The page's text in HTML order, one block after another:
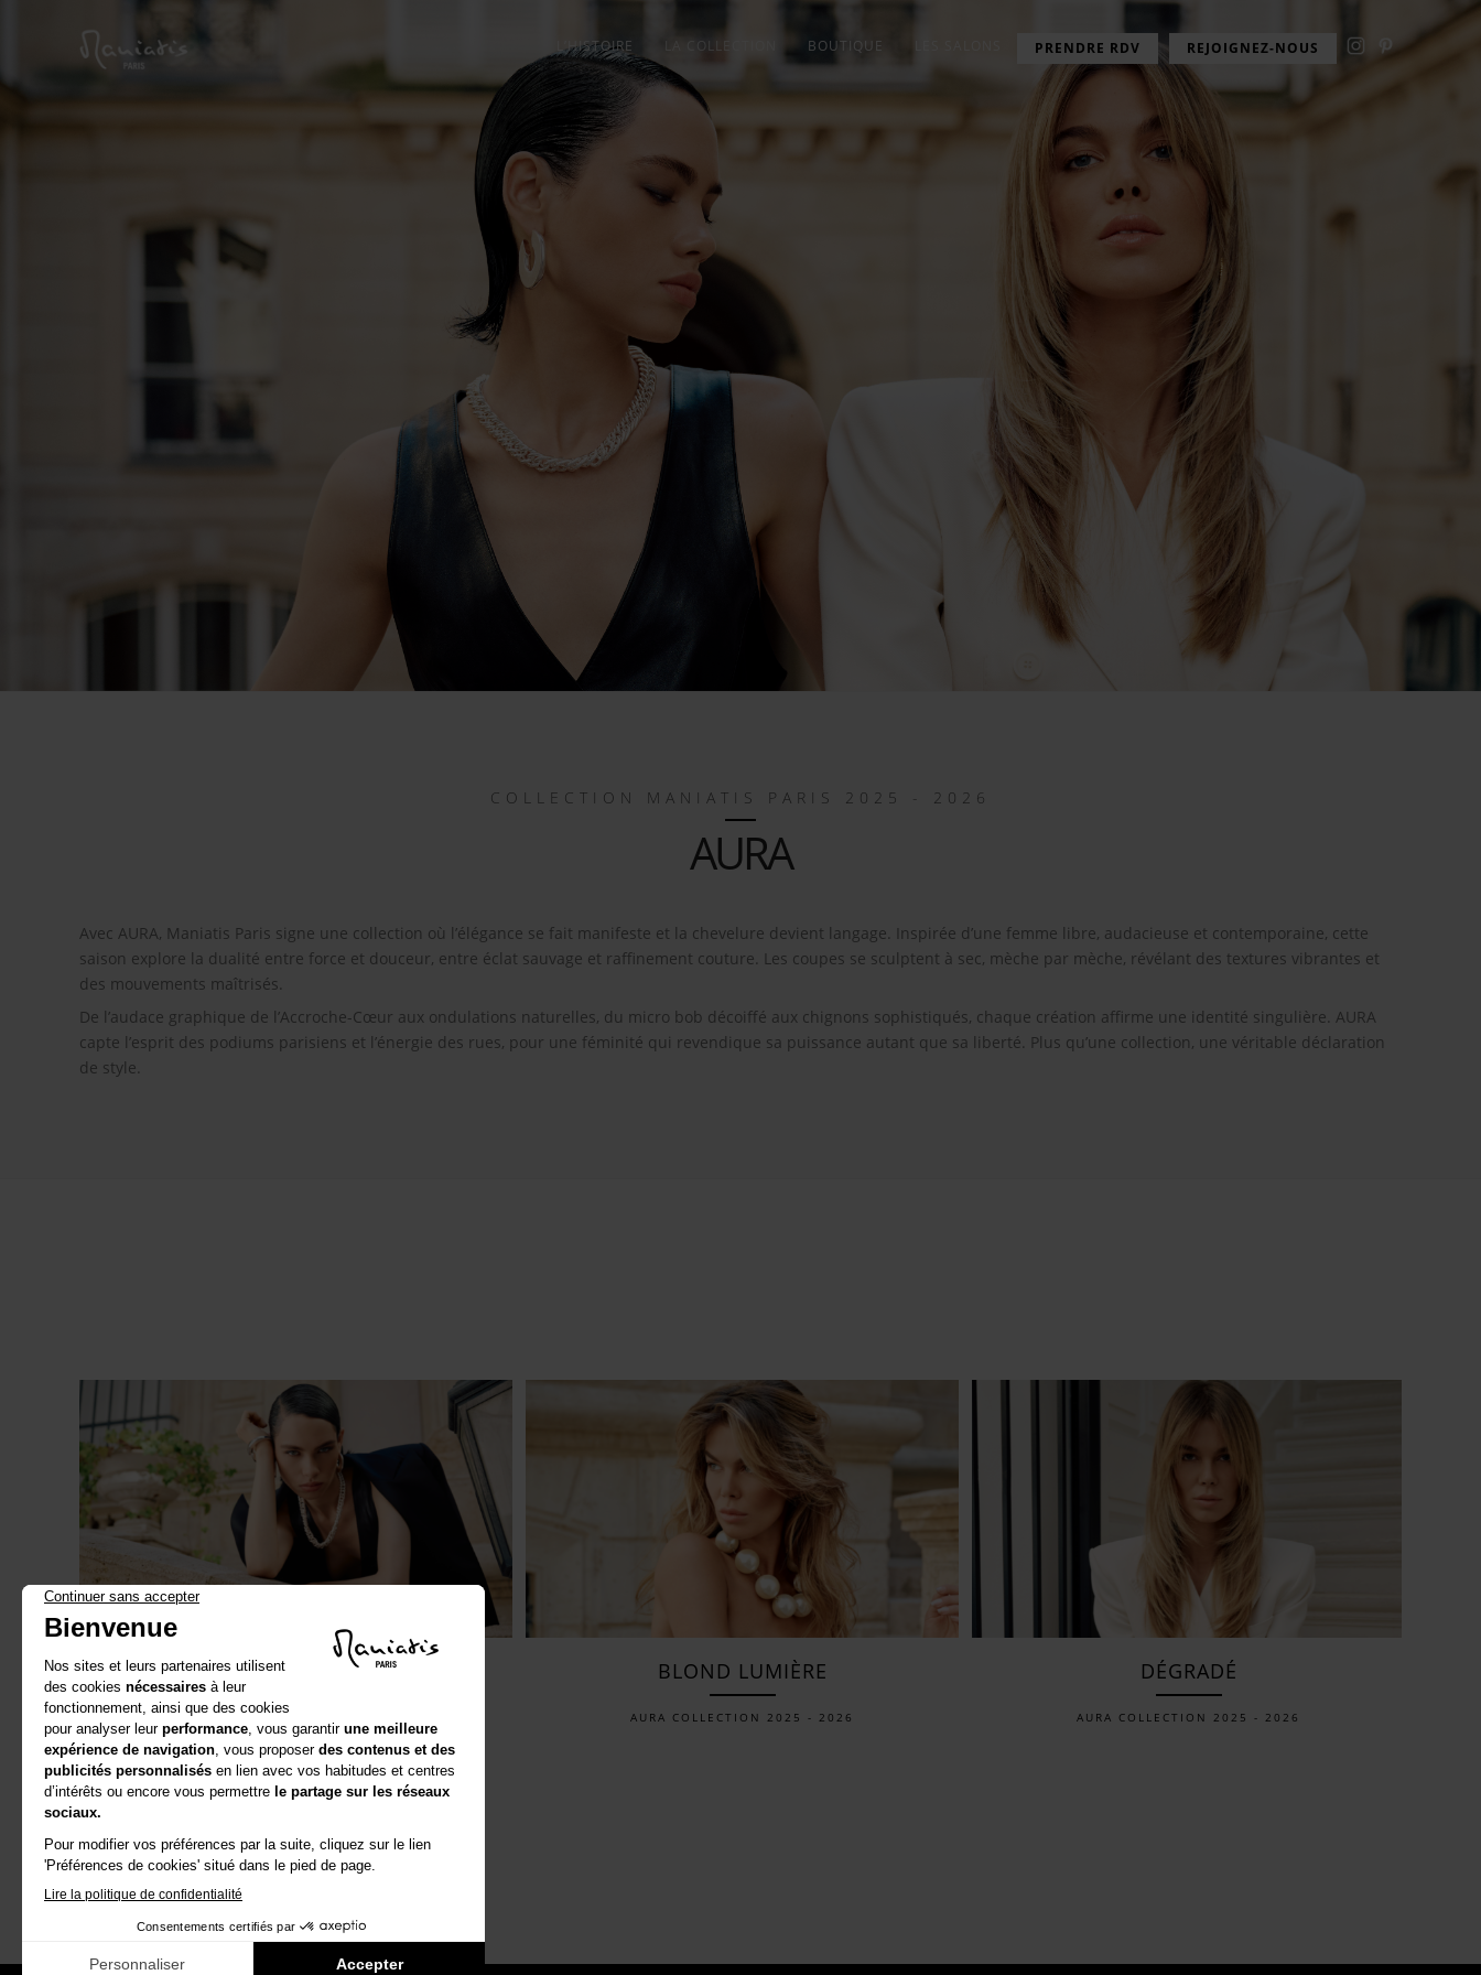
L’HISTOIRE LA COLLECTION BOUTIQUE PRENDRE RDV REJOIGNEZ-NOUS
COLLECTION MANIATIS PARIS 2025 - 2026
AURA
Avec AURA, Maniatis Paris signe une collection où l’élégance se fait manifeste et la chevelure devient langage. Inspirée d’une femme libre, audacieuse et contemporaine, cette
saison explore la dualité entre force et douceur, entre éclat sauvage et raffinement couture. Les coupes se sculptent à sec, mèche par mèche, révélant des textures vibrantes et
des mouvements maîtrisés.
De l’audace graphique de l’Accroche-Cœur aux ondulations naturelles, du micro bob décoiffé aux chignons sophistiqués, chaque création affirme une identité singulière. AURA
capte l’esprit des podiums parisiens et l’énergie des rues, pour une féminité qui revendique sa puissance autant que sa liberté. Plus qu’une collection, une véritable déclaration
de style.
SLEEK LOOK
AURA COLLECTION 2025 - 2026
BLOND LUMIÈRE
AURA COLLECTION 2025 - 2026
DÉGRADÉ
AURA COLLECTION 2025 - 2026